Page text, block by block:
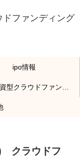
ファンディング
ipo情報
クラウドフ